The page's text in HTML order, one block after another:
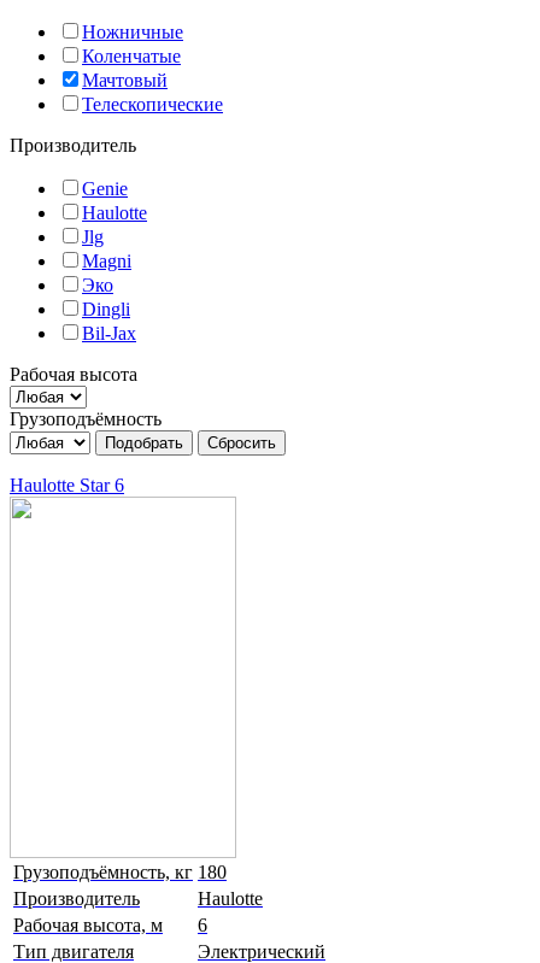
Ножничные
Коленчатые
Мачтовый
Телескопические
Производитель
Genie
Haulotte
Jlg
Magni
Эко
Dingli
Bil-Jax
Рабочая высота
Грузоподъёмность
Haulotte Star 6
Грузоподъёмность, кг 180
Производитель
Haulotte
Рабочая высота, м
6
Тип двигателя
Электрический